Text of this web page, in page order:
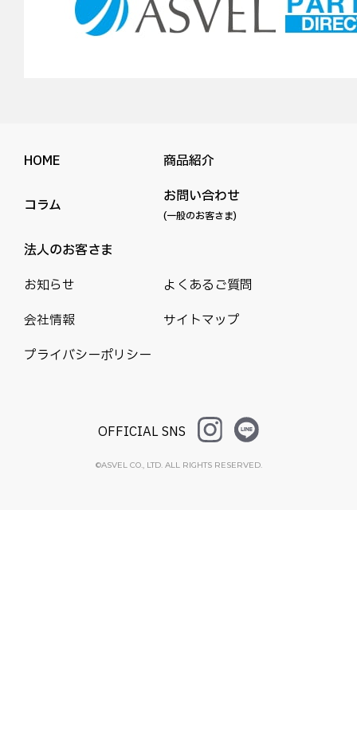
HOME 商品紹介
コラム お問い合わせ
(一般のお客さま)
法人のお客さま
お知らせ
よくあるご質問
会社情報
サイトマップ
プライバシーポリシー
OFFICIAL SNS
©ASVEL CO., LTD. ALL RIGHTS RESERVED.